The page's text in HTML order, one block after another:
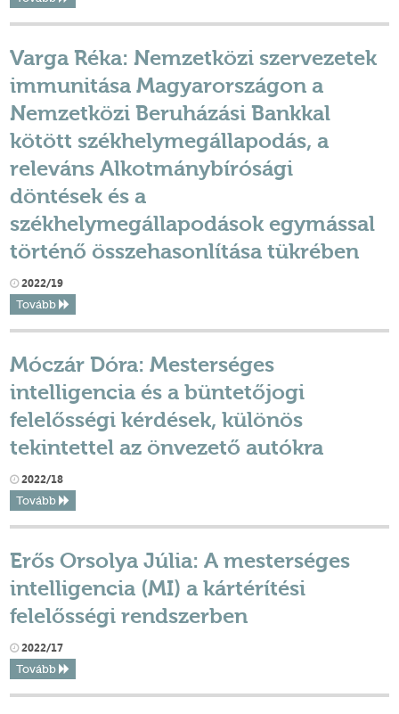
Varga Réka: Nemzetközi szervezetek
immunitása Magyarországon a
Nemzetközi Beruházási Bankkal
kötött székhelymegállapodás, a
releváns Alkotmánybírósági
döntések és a
székhelymegállapodások egymással
történő összehasonlítása tükrében
2022/19
Tovább
Móczár Dóra: Mesterséges
intelligencia és a büntetőjogi
felelősségi kérdések, különös
tekintettel az önvezető autókra
2022/18
Tovább
Erős Orsolya Júlia: A mesterséges
intelligencia (MI) a kártérítési
felelősségi rendszerben
2022/17
Tovább